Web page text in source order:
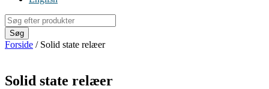
Products
search
Søg
Forside / Solid state relæer
Solid state relæer